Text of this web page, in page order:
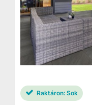
Raktáron: Sok